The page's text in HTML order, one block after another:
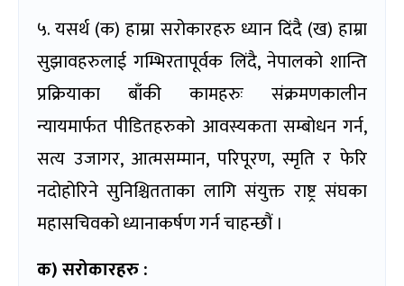
५. यसर्थ (क) हाम्रा सरोकारहरु ध्यान दिंदै (ख) हाम्रा
सुझावहरुलाई गम्भिरतापूर्वक लिंदै, नेपालको शान्ति
प्रक्रियाका बाँकी कामहरुः संक्रमणकालीन
न्यायमार्फत पीडितहरुको आवस्यकता सम्बोधन गर्न,
सत्य उजागर, आत्मसम्मान, परिपूरण, स्मृति र फेरि
नदोहोरिने सुनिश्चितताका लागि संयुक्त राष्ट्र संघका
महासचिवको ध्यानाकर्षण गर्न चाहन्छौं ।
क) सरोकारहरु :